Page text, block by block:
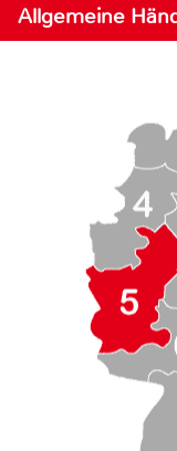
Allgemeine